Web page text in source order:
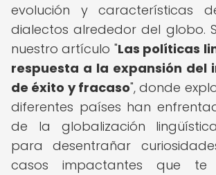
evolución y características
dialectos alrededor del globo.
nuestro artículo "Las políticas
respuesta a la expansión del
de éxito y fracaso", donde
diferentes países han
de la globalización
para desentrañar
casos impactantes que